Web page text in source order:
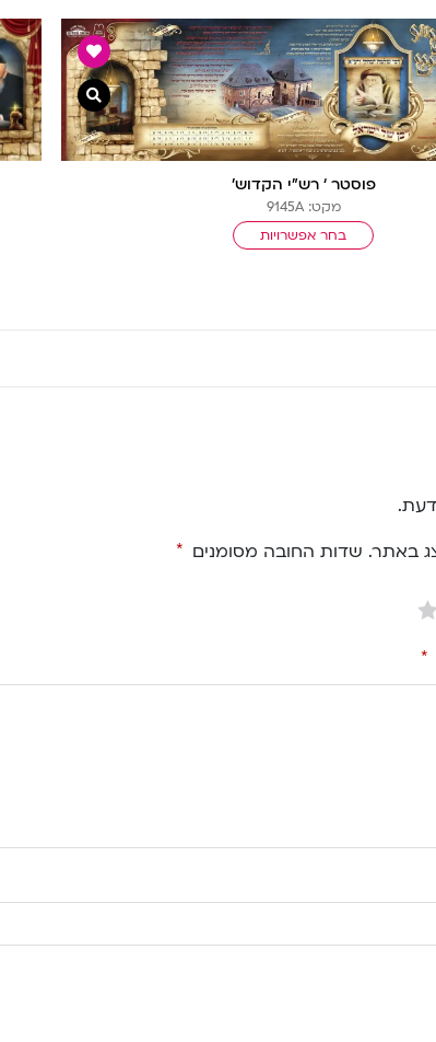
פוסטר ‘ רש”י הקדוש’
מקט: 9145A
בחר אפשרויות
צפייה מהירה
דעת.
באתר. שדות החובה מסומנים *
*